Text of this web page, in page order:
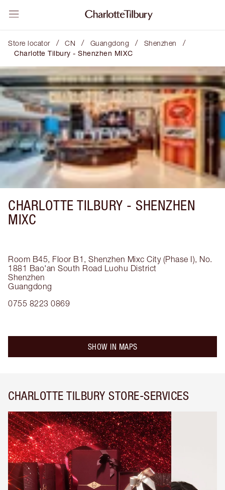
Store locator / CN / Guangdong / Shenzhen /
Charlotte Tilbury - Shenzhen MIXC
CHARLOTTE TILBURY - SHENZHEN
MIXC
Room B45, Floor B1, Shenzhen Mixc City (Phase I), No.
1881 Bao'an South Road Luohu District
Shenzhen
Guangdong
0755 8223 0869
SHOW IN MAPS
CHARLOTTE TILBURY STORE-SERVICES